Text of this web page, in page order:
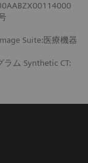
Suite:医療機器
ム Synthetic CT: